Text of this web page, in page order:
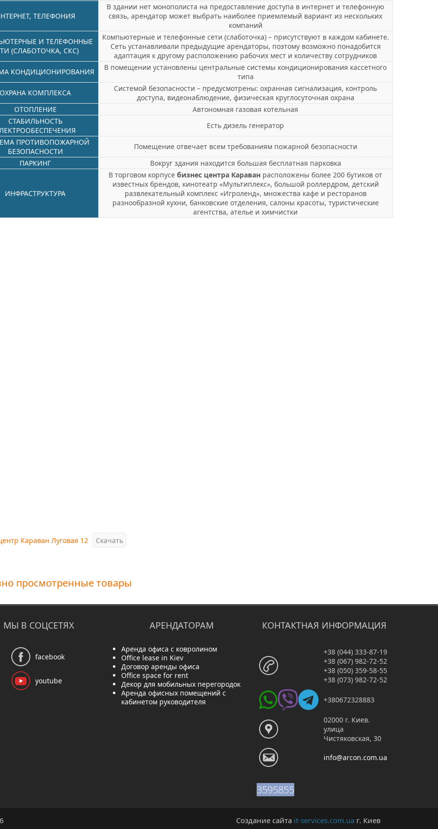
ТЕЛЕФОНИЯ
В здании нет монополиста на предоставление доступа в интернет и телефонную
связь, арендатор может выбрать наиболее приемлемый вариант из нескольких
компаний
И ТЕЛЕФОННЫЕ
(СЛАБОТОЧКА, СКС)
Компьютерные и телефонные сети (слаботочка) – присутствуют в каждом кабинете.
Сеть устанавливали предыдущие арендаторы, поэтому возможно понадобится
адаптация к другому расположению рабочих мест и количеству сотрудников
КОНДИЦИОНИРОВАНИЯ
В помещении установлены центральные системы кондиционирования кассетного
типа
ОХРАНА КОМПЛЕКСА
Системой безопасности – предусмотрены: охранная сигнализация, контроль
доступа, видеонаблюдение, физическая круглосуточная охрана
ОТОПЛЕНИЕ
Автономная газовая котельная
СТАБИЛЬНОСТЬ
Есть дизель генератор
ПРОТИВОПОЖАРНОЙ
БЕЗОПАСНОСТИ
Помещение отвечает всем требованиям пожарной безопасности
ПАРКИНГ
Вокруг здания находится большая бесплатная парковка
ИНФРАСТРУКТУРА
В торговом корпусебизнес центра Караван расположены более 200 бутиков от
известных брендов, кинотеатр «Мультиплекс», большой роллердром, детский
развлекательный комплекс «Игроленд», множества кафе и ресторанов
разнообразной кухни, банковские отделения, салоны красоты, туристические
агентства, ателье и химчистки
Караван Луговая 12 Скачать
просмотренные товары
МЫ В СОЦСЕТЯХ
facebook
youtube
АРЕНДАТОРАМ
Аренда офиса с ковролином
Office lease in Kiev
Договор аренды офиса
Office space for rent
Декор для мобильных перегородок
Аренда офисных помещений с
кабинетом руководителя
КОНТАКТНАЯ ИНФОРМАЦИЯ
+38 (044) 333-87-19
+38 (067) 982-72-52
+38 (050) 359-58-55
+38 (073) 982-72-52
+380672328883
02000 г. Киев.
улица
Чистяковская, 30
info@arcon.com.ua
3595855
Создание сайта it-services.com.ua г. Киев